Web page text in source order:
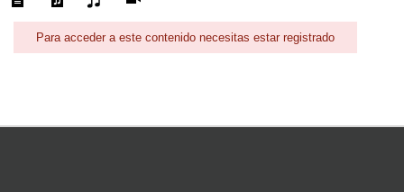
Para acceder a este contenido necesitas estar registrado